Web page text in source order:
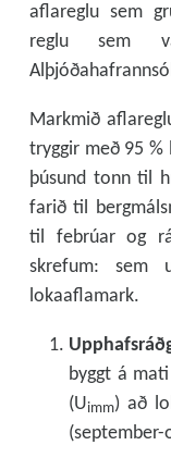
aflareglu sem
reglu sem
Markmið
tryggir með 95
þúsund tonn til
farið til
til febrúar og
skrefum: sem
lokaaflamark.
byggt á
(Uimm) að